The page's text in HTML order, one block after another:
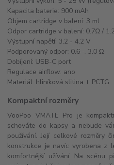
Kapacita baterie: 900 mAh
Objem cartridge v balení: 3 ml
Odpor cartridge v balení: 0.7Ω /
Výstupní napětí: 3.2 - 4.2 V
Podporovaný odpor: 0.6 -. 3.0 Ω
Dobíjení: USB-C port
Regulace airflow: ano
Materiál: hliníková slitina + PCTG
Kompaktní rozměry
VooPoo VMATE Pro je
schováte do kapsy a nebude
používání. Její celkové rozměry
konstrukce je navíc vyrobena z
komfortnější užívání. Na scénu